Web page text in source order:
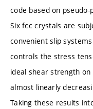
code based on
Six fcc crystals are
convenient slip
controls the stress
ideal shear strength
almost linearly
Taking these results